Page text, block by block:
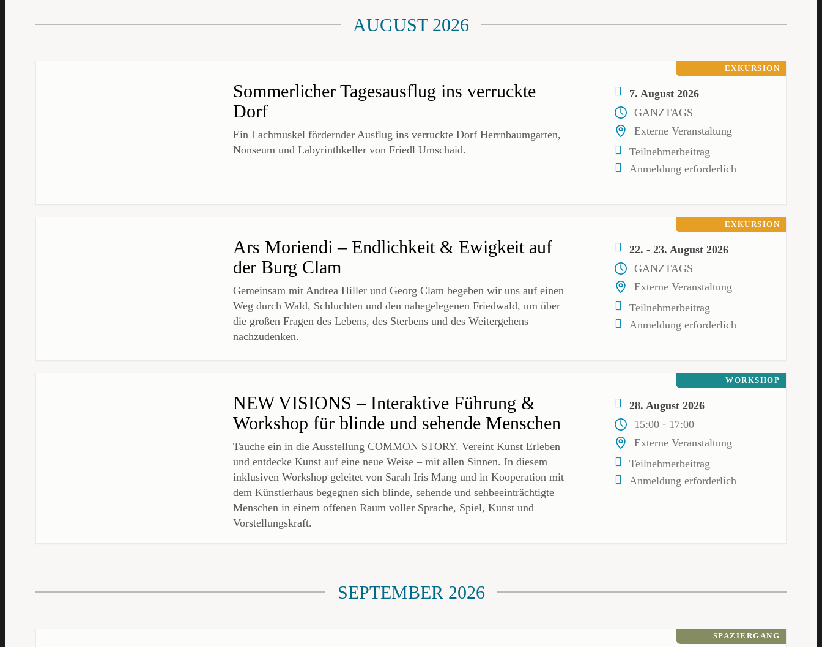
AUGUST 2026
Sommerlicher Tagesausflug ins verruckte
Dorf
Ein Lachmuskel fördernder Ausflug ins verruckte Dorf Herrnbaumgarten,
Nonseum und Labyrinthkeller von Friedl Umschaid.
7. August 2026
EXKURSION
GANZTAGS
Externe Veranstaltung
Teilnehmerbeitrag
Anmeldung erforderlich
Ars Moriendi – Endlichkeit & Ewigkeit auf
der Burg Clam
Gemeinsam mit Andrea Hiller und Georg Clam begeben wir uns auf einen
Weg durch Wald, Schluchten und den nahegelegenen Friedwald, um über
die großen Fragen des Lebens, des Sterbens und des Weitergehens
nachzudenken.
22. - 23. August 2026
EXKURSION
GANZTAGS
Externe Veranstaltung
Teilnehmerbeitrag
Anmeldung erforderlich
NEW VISIONS – Interaktive Führung &
Workshop für blinde und sehende Menschen
Tauche ein in die Ausstellung COMMON STORY. Vereint Kunst Erleben
und entdecke Kunst auf eine neue Weise – mit allen Sinnen. In diesem
inklusiven Workshop geleitet von Sarah Iris Mang und in Kooperation mit
dem Künstlerhaus begegnen sich blinde, sehende und sehbeeinträchtigte
Menschen in einem offenen Raum voller Sprache, Spiel, Kunst und
Vorstellungskraft.
28. August 2026
WORKSHOP
15:00 - 17:00
Externe Veranstaltung
Teilnehmerbeitrag
Anmeldung erforderlich
SEPTEMBER 2026
SPAZIERGANG